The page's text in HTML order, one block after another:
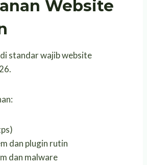
Website
standar wajib website
dan plugin rutin
dan malware